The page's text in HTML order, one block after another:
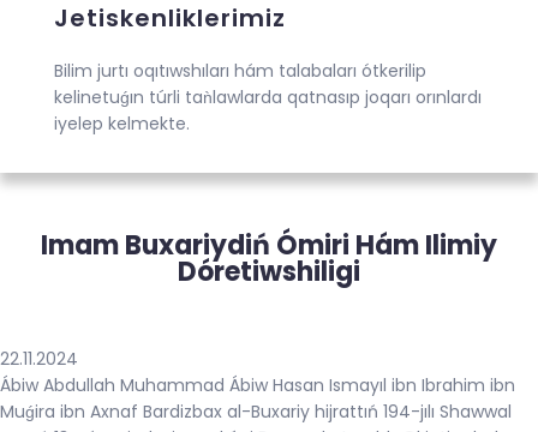
Jetiskenliklerimiz
Bilim jurtı oqıtıwshıları hám talabaları ótkerilip
kelinetuǵın túrli taǹlawlarda qatnasıp joqarı orınlardı
iyelep kelmekte.
Imam Buxariydiń Ómiri Hám Ilimiy
Dóretiwshiligi
22.11.2024
Ábiw Abdullah Muhammad Ábiw Hasan Ismayıl ibn Ibrahim ibn
Muǵira ibn Axnaf Bardizbax al-Buxariy hijrattıń 194-jılı Shawwal